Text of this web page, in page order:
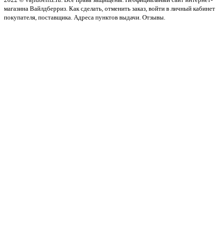
магазина Вайлдберриз. Как сделать, отменить заказ, войти в личный кабинет
покупателя, поставщика. Адреса пунктов выдачи. Отзывы.